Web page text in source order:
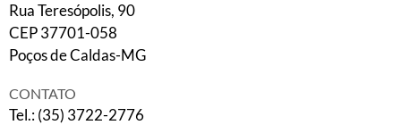
Rua Teresópolis, 90
CEP 37701-058
Poços de Caldas-MG
CONTATO
Tel.: (35) 3722-2776